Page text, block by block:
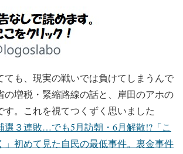
も、現実の戦いでは負けてしまうんで
の増税・緊縮路線の話と、岸田のアホの
す。これを視てつくずく思いました
選３連敗…でも5月訪朝・6月解散!?「こ
」初めて見た自民の最低事件。裏金事件